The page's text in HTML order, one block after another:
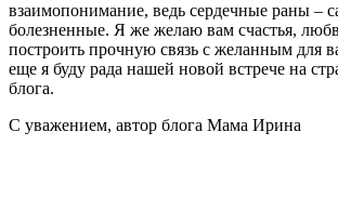
взаимопонимание, ведь сердечные раны –
болезненные. Я же желаю вам счастья,
построить прочную связь с желанным для
еще я буду рада нашей новой встрече на
блога.
С уважением, автор блога Мама Ирина